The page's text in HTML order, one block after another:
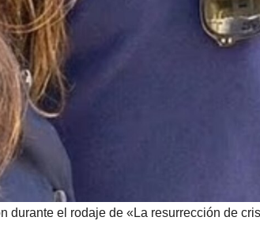
durante el rodaje de «La resurrección de